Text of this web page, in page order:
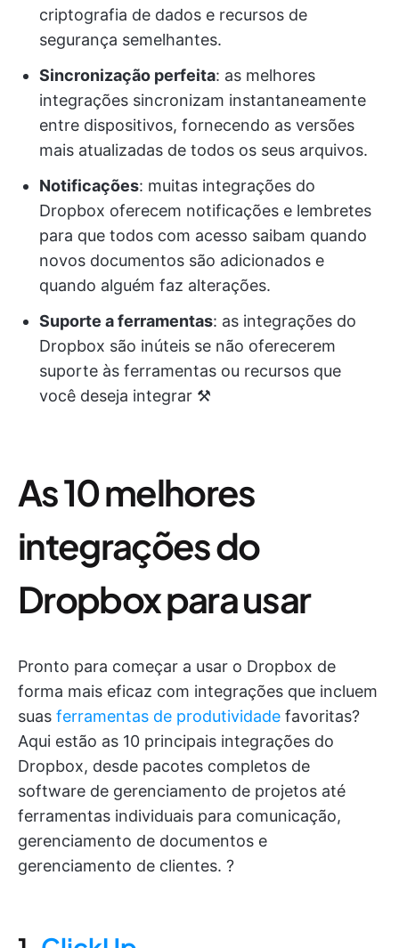
criptografia de dados e recursos de
segurança semelhantes.
Sincronização perfeita: as melhores
integrações sincronizam instantaneamente
entre dispositivos, fornecendo as versões
mais atualizadas de todos os seus arquivos.
Notificações: muitas integrações do
Dropbox oferecem notificações e lembretes
para que todos com acesso saibam quando
novos documentos são adicionados e
quando alguém faz alterações.
Suporte a ferramentas: as integrações do
Dropbox são inúteis se não oferecerem
suporte às ferramentas ou recursos que
você deseja integrar ⚒️
As 10 melhores
integrações do
Dropbox para usar
Pronto para começar a usar o Dropbox de
forma mais eficaz com integrações que incluem
suas ferramentas de produtividade favoritas?
Aqui estão as 10 principais integrações do
Dropbox, desde pacotes completos de
software de gerenciamento de projetos até
ferramentas individuais para comunicação,
gerenciamento de documentos e
gerenciamento de clientes. ?